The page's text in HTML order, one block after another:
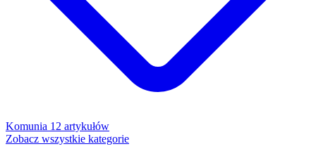
Komunia 12 artykułów
Zobacz wszystkie kategorie